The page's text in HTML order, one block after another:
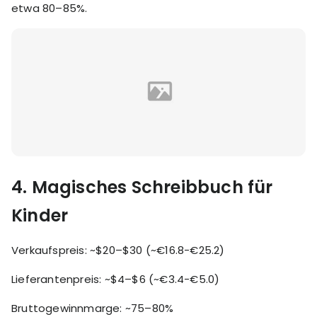
etwa 80–85%.
4. Magisches Schreibbuch für
Kinder
Verkaufspreis: ~$20–$30 (~€16.8-€25.2)
Lieferantenpreis: ~$4–$6 (~€3.4-€5.0)
Bruttogewinnmarge: ~75–80%